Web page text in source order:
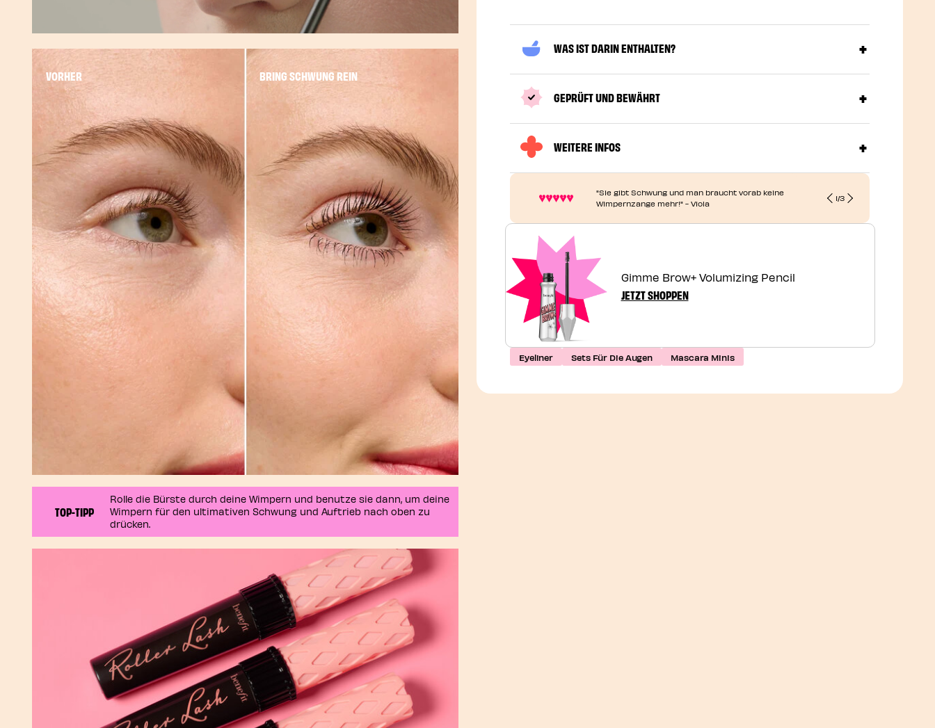
Pause
VORHER BRING SCHWUNG REIN
TOP-TIPP
Rolle die Bürste durch deine Wimpern und benutze sie dann, um deine
Wimpern für den ultimativen Schwung und Auftrieb nach oben zu
drücken.
WAS IST DARIN ENTHALTEN?
GEPRÜFT UND BEWÄHRT
WEITERE INFOS
"Sie gibt Schwung und man braucht vorab keine
Wimpernzange mehr!" - Viola
1/3
Gimme Brow+ Volumizing Pencil
JETZT SHOPPEN
Eyeliner Sets Für Die Augen Mascara Minis